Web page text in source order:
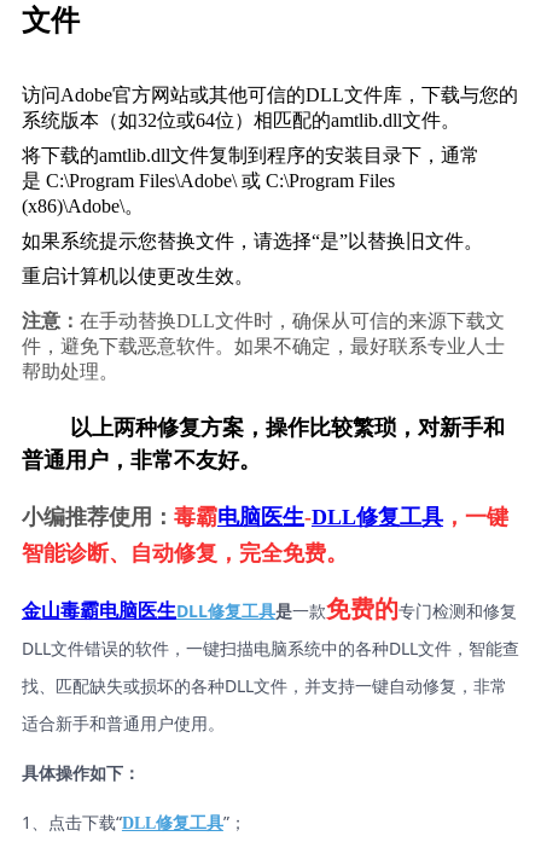
文件
访问Adobe官方网站或其他可信的DLL文件库，下载与您的
系统版本（如32位或64位）相匹配的amtlib.dll文件。
将下载的amtlib.dll文件复制到程序的安装目录下，通常
是 C:\Program Files\Adobe\ 或 C:\Program Files
(x86)\Adobe\。
如果系统提示您替换文件，请选择“是”以替换旧文件。
重启计算机以使更改生效。
注意： 在手动替换DLL文件时，确保从可信的来源下载文
件，避免下载恶意软件。如果不确定，最好联系专业人士
帮助处理。
以上两种修复方案，操作比较繁琐，对新手和
普通用户，非常不友好。
小编推荐使用： 毒霸电脑医生-DLL修复工具，一键
智能诊断、自动修复，完全免费。
金山毒霸电脑医生DLL修复工具是一款免费的专门检测和修复
DLL文件错误的软件，一键扫描电脑系统中的各种DLL文件，智能查
找、匹配缺失或损坏的各种DLL文件，并支持一键自动修复，非常
适合新手和普通用户使用。
具体操作如下：
1、点击下载“DLL修复工具”；